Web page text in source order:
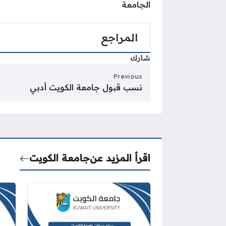
الجامعة
المراجع
شارك
Previous
نسب قبول جامعة الكويت أدبي
اقرأ المزيد عنجامعة الكويت